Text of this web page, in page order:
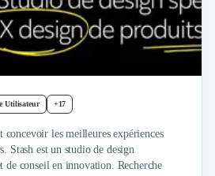
de Bureaux
Utilisateur +17
concevoir les meilleures expériences
Stash est un studio de design
de conseil en innovation. Recherche